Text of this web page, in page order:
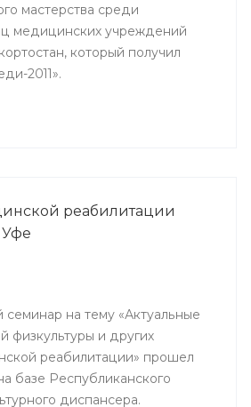
мастерства среди
медицинских учреждений
который получил
2011».
реабилитации
Уфе
семинар на тему «Актуальные
физкультуры и других
реабилитации» прошел
базе Республиканского
диспансера.